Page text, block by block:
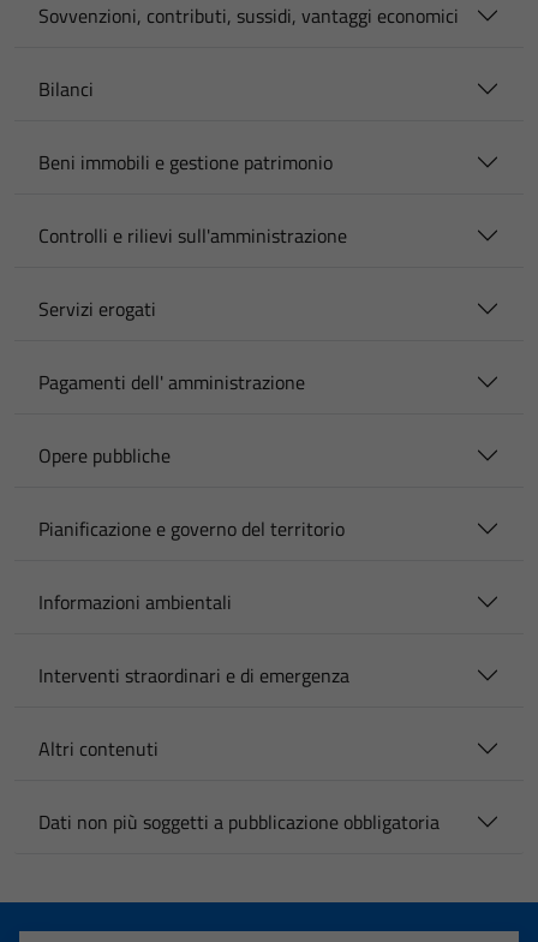
Sovvenzioni, contributi, sussidi, vantaggi economici
Bilanci
Beni immobili e gestione patrimonio
Controlli e rilievi sull'amministrazione
Servizi erogati
Pagamenti dell' amministrazione
Opere pubbliche
Pianificazione e governo del territorio
Informazioni ambientali
Interventi straordinari e di emergenza
Altri contenuti
Dati non più soggetti a pubblicazione obbligatoria